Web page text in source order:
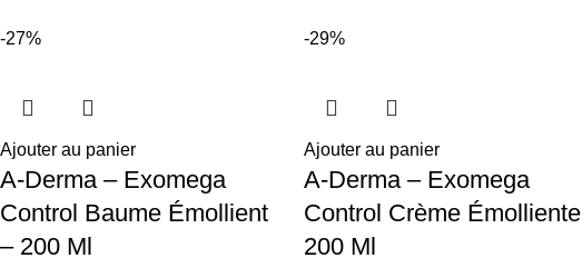
-27%
Ajouter au panier
A-Derma – Exomega
Control Baume Émollient
– 200 Ml
-29%
Ajouter au panier
A-Derma – Exomega
Control Crème Émolliente
200 Ml